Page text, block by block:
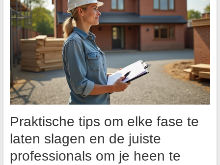
Praktische tips om elke fase te
laten slagen en de juiste
professionals om je heen te